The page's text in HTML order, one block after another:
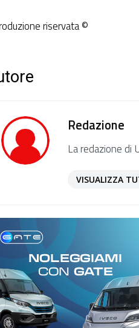
riservata ©
Redazione
La redazione di
VISUALIZZA